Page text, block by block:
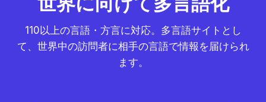
110以上の言語・方言に対応。多言語サイトとし
て、世界中の訪問者に相手の言語で情報を届けられ
ます。